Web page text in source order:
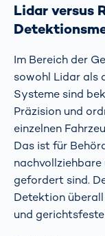
Lidar versus
Im Bereich der
sowohl Lidar als
Systeme sind
Präzision und
einzelnen
Das ist für
gefordert sind.
Detektion
und